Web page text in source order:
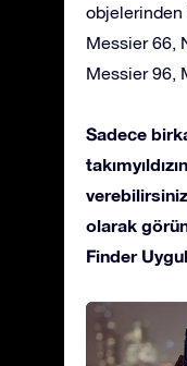
objelerinden
Messier 66,
Messier 96,
Sadece
olarak
Finder